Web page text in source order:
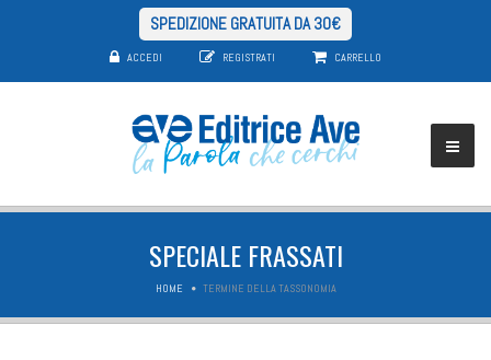
SPEDIZIONE GRATUITA DA 30€
ACCEDI REGISTRATI CARRELLO
SPECIALE FRASSATI
HOME TERMINE DELLA TASSONOMIA